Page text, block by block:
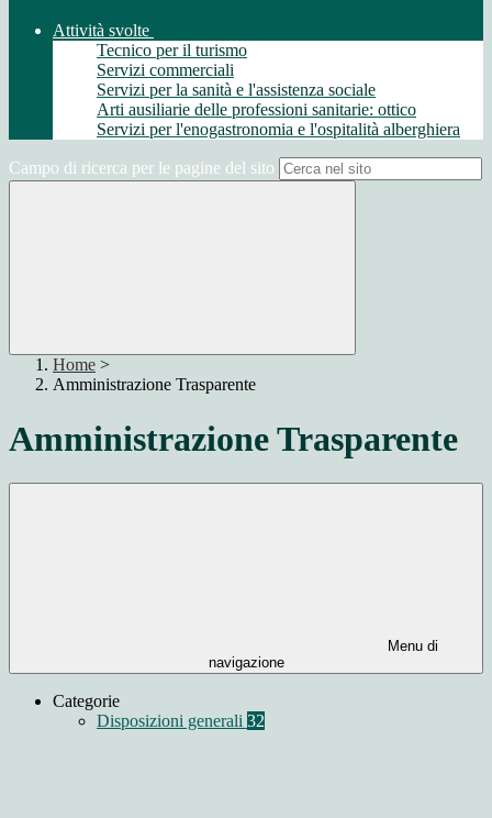
Attività svolte
Tecnico per il turismo
Servizi commerciali
Servizi per la sanità e l'assistenza sociale
Arti ausiliarie delle professioni sanitarie: ottico
Servizi per l'enogastronomia e l'ospitalità alberghiera
Campo di ricerca per le pagine del sito
Home >
Amministrazione Trasparente
Amministrazione Trasparente
Menu di
navigazione
Categorie
Disposizioni generali 32